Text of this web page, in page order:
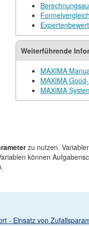
Formelvergleich
Weiterführende
MAXIMA
MAXIMA
MAXIMA
zu nutzen.
können
- Einsatz von